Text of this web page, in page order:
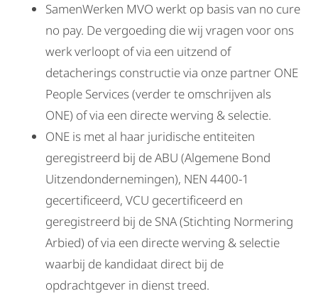
SamenWerken MVO werkt op basis van no cure
no pay. De vergoeding die wij vragen voor ons
werk verloopt of via een uitzend of
detacherings constructie via onze partner ONE
People Services (verder te omschrijven als
ONE) of via een directe werving & selectie.
ONE is met al haar juridische entiteiten
geregistreerd bij de ABU (Algemene Bond
Uitzendondernemingen), NEN 4400-1
gecertificeerd, VCU gecertificeerd en
geregistreerd bij de SNA (Stichting Normering
Arbied) of via een directe werving & selectie
waarbij de kandidaat direct bij de
opdrachtgever in dienst treed.